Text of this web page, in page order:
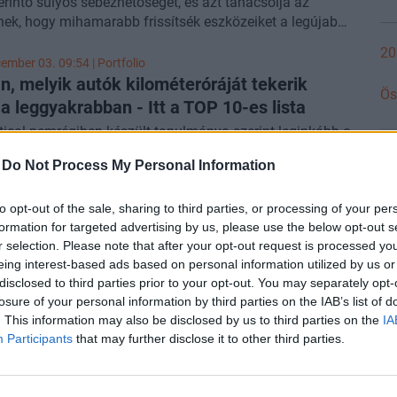
Do Not Process My Personal Information
opt-out of the sale, sharing to third parties, or processing of your
for targeted advertising by us, please use the below opt-out
selection. Please note that after your opt-out request is processed
interest-based ads based on personal information utilized by us
to third parties prior to your opt-out. You may separately
of your personal information by third parties on the IAB’s list of
This information may also be disclosed by us to third parties on the
Participants that may further disclose it to other third parties.
hogy mihamarabb frissítsék eszközeiket a legújabb
03. 09:54 | Portfolio
melyik autók kilométeróráját tekerik
leggyakrabban - Itt a TOP 10-es lista
nemrégiben készült tanulmánya szerint leginkább a
kilométerórájú autót vásárolnak. Az informatikai
történeti jelentést elemzett ki 2020 novembere és
között - írja azInfostart
10. 16:19 | Portfolio
németek, spanyolok, angolok? Dehogy, a
szerint nem ők nyerik a foci Eb-t
lesznek a németek. És a spanyolok meg az angolok
ők nyerik a holnap kezdődő foci Eb-t, a Goldman
szupermodellje ugyanis a belgákat dobta ki
A magyar szurkolók sem igazán örülhetnek, a
nehéz csoportból.
10 legjobban fizetett modellje - Ennyit